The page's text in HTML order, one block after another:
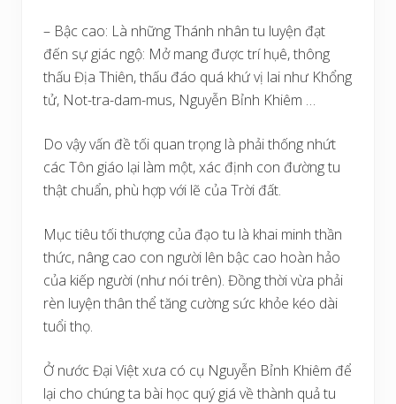
– Bậc cao: Là những Thánh nhân tu luyện đạt
đến sự giác ngộ: Mở mang được trí hụê, thông
thấu Địa Thiên, thấu đáo quá khứ vị lai như Khổng
tử, Not-tra-dam-mus, Nguyễn Bỉnh Khiêm …
Do vậy vấn đề tối quan trọng là phải thống nhứt
các Tôn giáo lại làm một, xác định con đường tu
thật chuẩn, phù hợp với lẽ của Trời đất.
Mục tiêu tối thượng của đạo tu là khai minh thần
thức, nâng cao con người lên bậc cao hoàn hảo
của kiếp người (như nói trên). Đồng thời vừa phải
rèn luyện thân thể tăng cường sức khỏe kéo dài
tuổi thọ.
Ở nước Đại Việt xưa có cụ Nguyễn Bỉnh Khiêm để
lại cho chúng ta bài học quý giá về thành quả tu